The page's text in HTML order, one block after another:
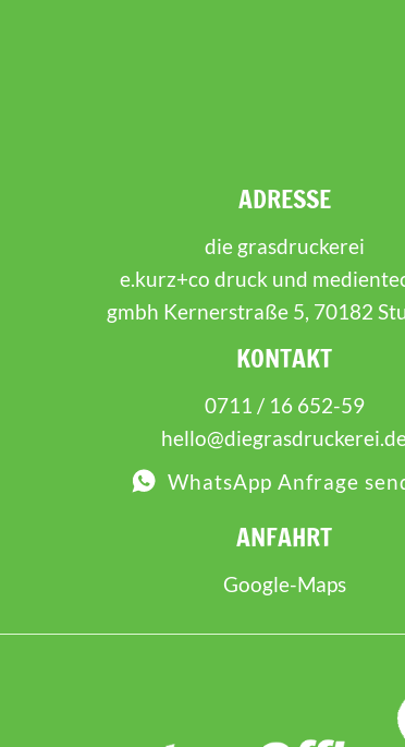
ADRESSE
die grasdruckerei
e.kurz+co druck und
gmbh Kernerstraße 5, 70182
KONTAKT
0711 / 16 652-59
WhatsApp Anfrage
ANFAHRT
Google-Maps